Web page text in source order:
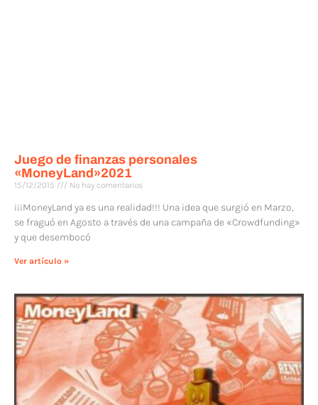
Juego de finanzas personales
«MoneyLand»2021
15/12/2015 No hay comentarios
¡¡¡MoneyLand ya es una realidad!!! Una idea que surgió en Marzo,
se fraguó en Agosto a través de una campaña de «Crowdfunding»
y que desembocó
Ver artículo »